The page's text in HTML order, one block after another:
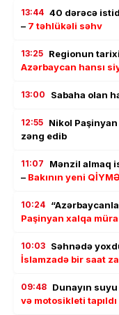
13:44 40 dərəcə
– 7 təhlükəli səhv
13:25 Regionun
Azərbaycan hansı
13:00 Sabaha olan
12:55 Nikol
zəng edib
11:07
Mənzil almaq
– Bakının yeni
10:24
Paşinyan xalqa
10:03 Səhnədə
İslamzadə bir saat
09:48 Dunayın
və motosikleti tapıldı